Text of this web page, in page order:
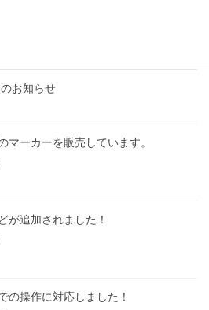
お知らせ
マーカーを販売しています。
が追加されました！
の操作に対応しました！